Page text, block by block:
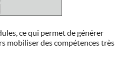
ce qui permet de générer
mobiliser des compétences très